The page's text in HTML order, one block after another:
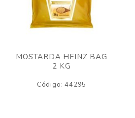
MOSTARDA HEINZ BAG
2 KG
Código: 44295